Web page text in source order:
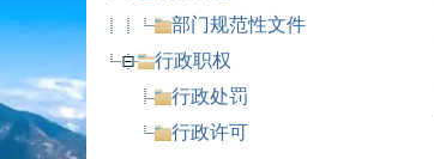
部门规范性文件
行政职权
行政处罚
行政许可